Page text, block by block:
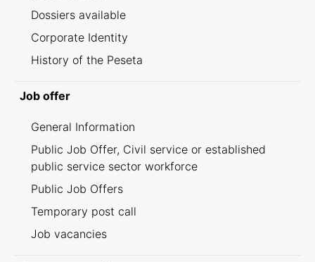
Dossiers available
Corporate Identity
History of the Peseta
Job offer
General Information
Public Job Offer, Civil service or established
public service sector workforce
Public Job Offers
Temporary post call
Job vacancies